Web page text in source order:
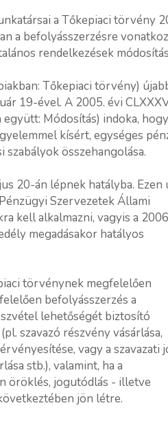
a Tőkepiaci törvény
a befolyásszerzésre
rendelkezések
Tőkepiaci törvény)
19-ével. A 2005. évi
Módosítás) indoka, hogy
kísért, egységes
összehangolása.
20-án lépnek hatályba. Ezen
Szervezetek Állami
kell alkalmazni, vagyis a
megadásakor hatályos
törvénynek megfelelően
befolyásszerzés a
lehetőségét biztosító
szavazó részvény vásárlása,
vagy a szavazati
stb.), valamint, ha a
öröklés, jogutódlás - illetve
jön létre.